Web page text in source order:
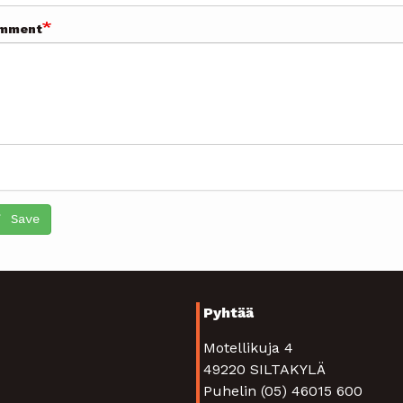
Save
Pyhtää
Motellikuja 4
49220 SILTAKYLÄ
Puhelin (05) 46015 600